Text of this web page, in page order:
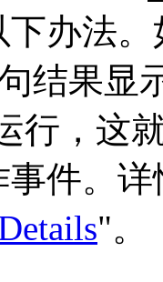
办法
结果显
行，这
件。
"。